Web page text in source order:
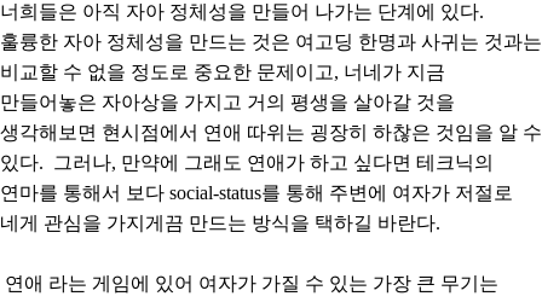
너희들은 아직 자아 정체성을 만들어 나가는 단계에 있다.
훌륭한 자아 정체성을 만드는 것은 여고딩 한명과 사귀는 것과는
비교할 수 없을 정도로 중요한 문제이고, 너네가 지금
만들어놓은 자아상을 가지고 거의 평생을 살아갈 것을
생각해보면 현시점에서 연애 따위는 굉장히 하찮은 것임을 알 수
있다. 그러나, 만약에 그래도 연애가 하고 싶다면 테크닉의
연마를 통해서 보다 social-status를 통해 주변에 여자가 저절로
네게 관심을 가지게끔 만드는 방식을 택하길 바란다.
연애 라는 게임에 있어 여자가 가질 수 있는 가장 큰 무기는